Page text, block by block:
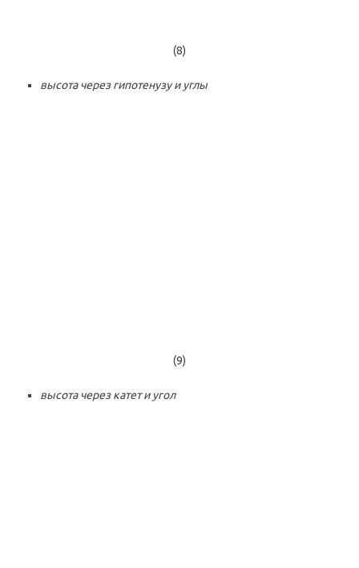
(8)
высота через гипотенузу и углы
(9)
высота через катет и угол